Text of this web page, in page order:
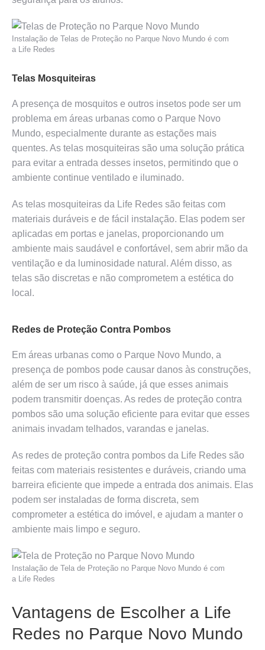
Instalação de Telas de Proteção no Parque Novo Mundo é com
a Life Redes
Telas Mosquiteiras
A presença de mosquitos e outros insetos pode ser um
problema em áreas urbanas como o Parque Novo
Mundo, especialmente durante as estações mais
quentes. As telas mosquiteiras são uma solução prática
para evitar a entrada desses insetos, permitindo que o
ambiente continue ventilado e iluminado.
As telas mosquiteiras da Life Redes são feitas com
materiais duráveis e de fácil instalação. Elas podem ser
aplicadas em portas e janelas, proporcionando um
ambiente mais saudável e confortável, sem abrir mão da
ventilação e da luminosidade natural. Além disso, as
telas são discretas e não comprometem a estética do
local.
Redes de Proteção Contra Pombos
Em áreas urbanas como o Parque Novo Mundo, a
presença de pombos pode causar danos às construções,
além de ser um risco à saúde, já que esses animais
podem transmitir doenças. As redes de proteção contra
pombos são uma solução eficiente para evitar que esses
animais invadam telhados, varandas e janelas.
As redes de proteção contra pombos da Life Redes são
feitas com materiais resistentes e duráveis, criando uma
barreira eficiente que impede a entrada dos animais. Elas
podem ser instaladas de forma discreta, sem
comprometer a estética do imóvel, e ajudam a manter o
ambiente mais limpo e seguro.
Instalação de Tela de Proteção no Parque Novo Mundo é com
a Life Redes
Vantagens de Escolher a Life
Redes no Parque Novo Mundo